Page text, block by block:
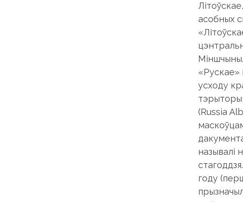
асобных
Міншчыны.
«Рускае»
усходу
(Russia
называлі
году